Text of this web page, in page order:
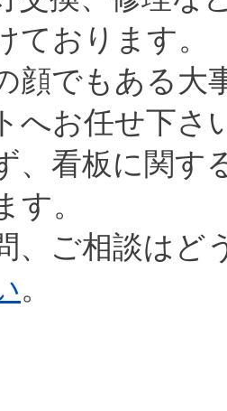
ております。
顔でもある大
へお任せ下さ
、看板に関す
す。
、ご相談はど
。